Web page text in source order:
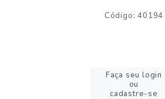
Código: 40194
Faça seu login
ou
cadastre-se